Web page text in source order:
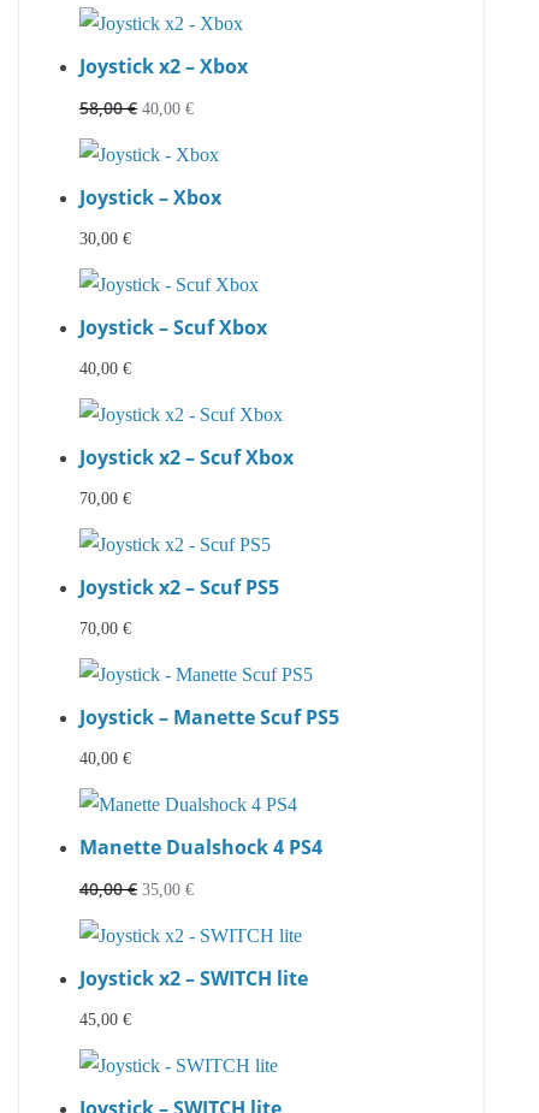
Joystick x2 – Xbox
58,00€ Le
initial
était :
40,00 €Le
actuel
est :
Joystick – Xbox
30,00 €
Joystick – Scuf Xbox
40,00 €
Joystick x2 – Scuf Xbox
70,00 €
Joystick x2 – Scuf PS5
70,00 €
Joystick – Manette Scuf PS5
40,00 €
Manette Dualshock 4 PS4
40,00€ Le
initial
était :
35,00 €Le
actuel
est :
Joystick x2 – SWITCH lite
45,00 €